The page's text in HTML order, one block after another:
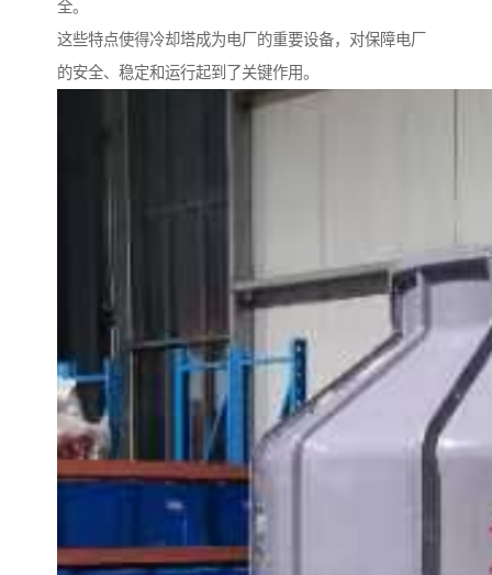
全。
这些特点使得冷却塔成为电厂的重要设备，对保障电厂
的安全、稳定和运行起到了关键作用。